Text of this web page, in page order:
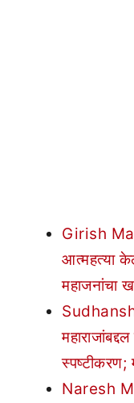
Girish
आत्महत्या
स्पष्टीकरण;
Naresh